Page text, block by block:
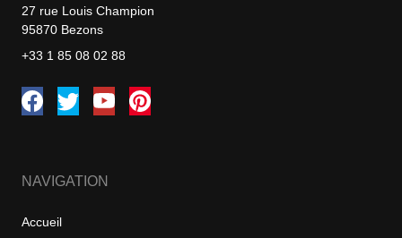
27 rue Louis Champion
95870 Bezons
+33 1 85 08 02 88
NAVIGATION
Accueil